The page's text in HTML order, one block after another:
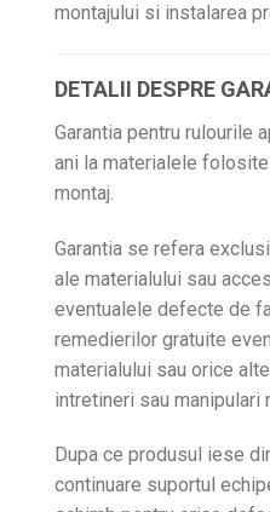
montajului si instalarea
DETALII DESPRE
Garantia pentru rulourile
ani la materialele
montaj.
Garantia se refera
ale materialului sau
eventualele defecte de
remedierilor gratuite
materialului sau orice
intretineri sau manipulari
Dupa ce produsul iese
continuare suportul